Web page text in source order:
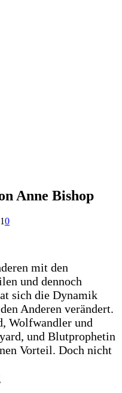
Anne Bishop
0
mit den
und dennoch
sich die Dynamik
Anderen verändert.
Wolfwandler und
und Blutprophetin
Vorteil. Doch nicht